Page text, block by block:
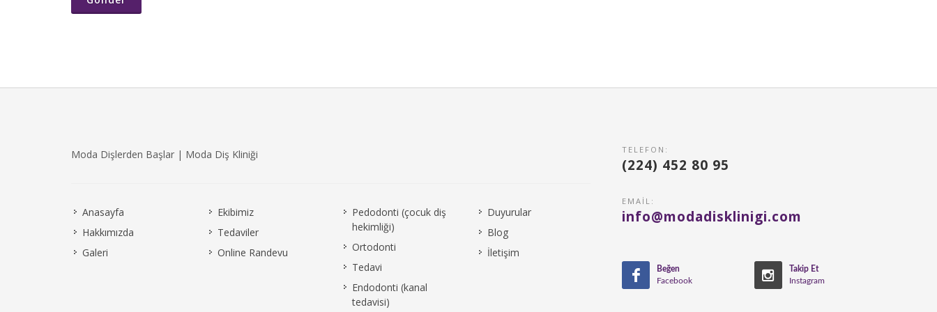
Moda Dişlerden Başlar | Moda Diş Kliniği
Anasayfa
Hakkımızda
Galeri
Ekibimiz
Tedaviler
Online Randevu
Pedodonti (çocuk diş
hekimliği)
Ortodonti
Tedavi
Endodonti (kanal
tedavisi)
Duyurular
Blog
İletişim
TELEFON:
(224) 452 80 95
EMAIL:
info@modadisklinigi.com
Beğen
Facebook
Takip Et
Instagram